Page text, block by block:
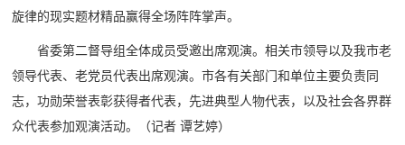
旋律的现实题材精品赢得全场阵阵掌声。
省委第二督导组全体成员受邀出席观演。相关市领导以及我市老
领导代表、老党员代表出席观演。市各有关部门和单位主要负责同
志，功勋荣誉表彰获得者代表，先进典型人物代表，以及社会各界群
众代表参加观演活动。
（记者 谭艺婷）